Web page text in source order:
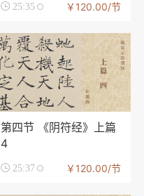
 25:35 ￥120.00/节
第四节 《阴符经》上篇
4
 25:37 ￥120.00/节